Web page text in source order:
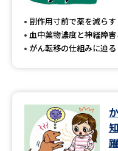
副作用寸前で薬を減らす
血中薬物濃度と神経障
がん転移の仕組みに迫る
躍